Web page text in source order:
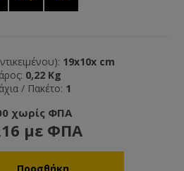
19x10x cm
0,22 Kg
/ Πακέτο: 1
χωρίς ΦΠΑ
με ΦΠΑ